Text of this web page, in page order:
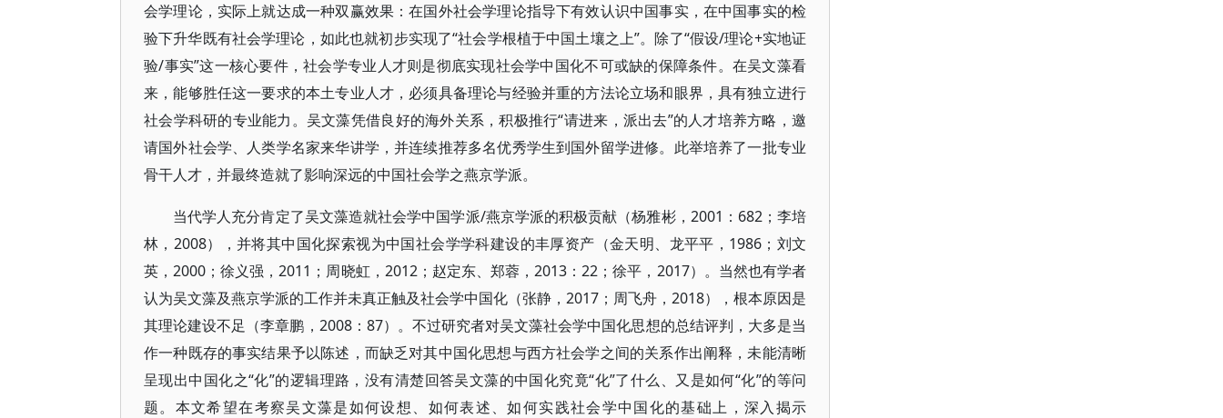
会学理论，实际上就达成一种双赢效果：在国外社会学理论指导下有效认识中国事实，在中国事实的检
验下升华既有社会学理论，如此也就初步实现了“社会学根植于中国土壤之上”。除了“假设/理论+实地证
验/事实”这一核心要件，社会学专业人才则是彻底实现社会学中国化不可或缺的保障条件。在吴文藻看
来，能够胜任这一要求的本土专业人才，必须具备理论与经验并重的方法论立场和眼界，具有独立进行
社会学科研的专业能力。吴文藻凭借良好的海外关系，积极推行“请进来，派出去”的人才培养方略，邀
请国外社会学、人类学名家来华讲学，并连续推荐多名优秀学生到国外留学进修。此举培养了一批专业
骨干人才，并最终造就了影响深远的中国社会学之燕京学派。
当代学人充分肯定了吴文藻造就社会学中国学派/燕京学派的积极贡献（杨雅彬，2001：682；李培
林，2008），并将其中国化探索视为中国社会学学科建设的丰厚资产（金天明、龙平平，1986；刘文
英，2000；徐义强，2011；周晓虹，2012；赵定东、郑蓉，2013：22；徐平，2017）。当然也有学者
认为吴文藻及燕京学派的工作并未真正触及社会学中国化（张静，2017；周飞舟，2018），根本原因是
其理论建设不足（李章鹏，2008：87）。不过研究者对吴文藻社会学中国化思想的总结评判，大多是当
作一种既存的事实结果予以陈述，而缺乏对其中国化思想与西方社会学之间的关系作出阐释，未能清晰
呈现出中国化之“化”的逻辑理路，没有清楚回答吴文藻的中国化究竟“化”了什么、又是如何“化”的等问
题。本文希望在考察吴文藻是如何设想、如何表述、如何实践社会学中国化的基础上，深入揭示